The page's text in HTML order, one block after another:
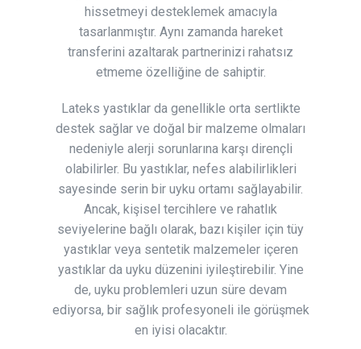
hissetmeyi desteklemek amacıyla
tasarlanmıştır. Aynı zamanda hareket
transferini azaltarak partnerinizi rahatsız
etmeme özelliğine de sahiptir.
Lateks yastıklar da genellikle orta sertlikte
destek sağlar ve doğal bir malzeme olmaları
nedeniyle alerji sorunlarına karşı dirençli
olabilirler. Bu yastıklar, nefes alabilirlikleri
sayesinde serin bir uyku ortamı sağlayabilir.
Ancak, kişisel tercihlere ve rahatlık
seviyelerine bağlı olarak, bazı kişiler için tüy
yastıklar veya sentetik malzemeler içeren
yastıklar da uyku düzenini iyileştirebilir. Yine
de, uyku problemleri uzun süre devam
ediyorsa, bir sağlık profesyoneli ile görüşmek
en iyisi olacaktır.